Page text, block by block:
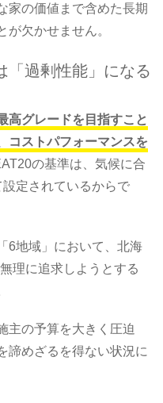
家の価値まで含めた長期
が欠かせません。
過剰性能」になる
高グレードを目指すこと
コストパフォーマンスを
の基準は、気候に合
定されているからで
6地域」において、北海
理に追求しようとする
主の予算を大きく圧迫
諦めざるを得ない状況に